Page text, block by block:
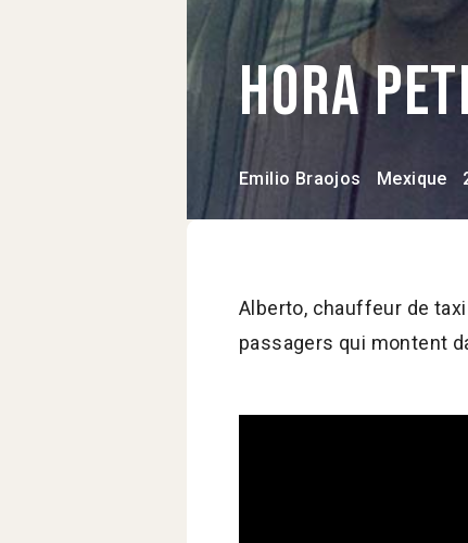
Hora
Emilio Braojos Mexique
Alberto, chauffeur de
passagers qui montent